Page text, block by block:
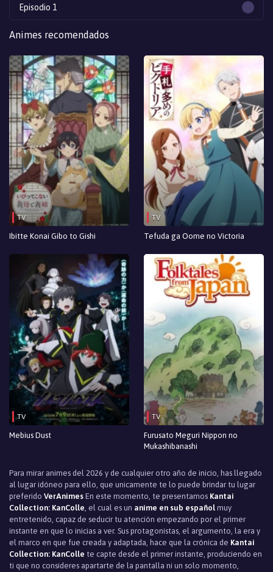
Episodio 1
Animes recomendados
TV
Ibitte Konai Gibo to Gishi
TV
Tefuda ga Oome no Victoria
TV
Mebius Dust
TV
Furusato Meguri Nippon no
Mukashibanashi
Para mirar animes del 2026 y de cualquier otro año de inicio, has llegado
al lugar idóneo para ello, que unicamente te lo puede brindar tu lugar
preferido VerAnimes En este momento, te presentamos Kantai
Collection: KanColle , el cual es un anime en sub español muy
entretenido, capaz de seducir tu atención empezando por el primer
instante en que lo inicias a ver. Sus protagonistas, el argumento, la era y
el marco en que fue creada y adaptada, hace que la crónica de Kantai
Collection: KanColle te capte desde el primer instante, produciendo en
ti que no consideres apartarte de la pantalla ni un solo momento,